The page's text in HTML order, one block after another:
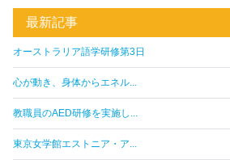
最新記事
オーストラリア語学研修第3日
心が動き、身体からエネル...
教職員のAED研修を実施し...
東京女学館エストニア・ア...